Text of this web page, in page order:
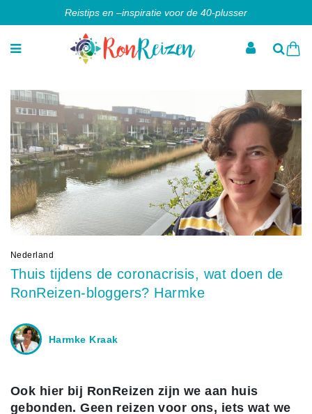
Reistips en –inspiratie voor de 40-plusser
Nederland
Thuis tijdens de coronacrisis, wat doen de
RonReizen-bloggers? Harmke
Harmke Kraak
Ook hier bij RonReizen zijn we aan huis
gebonden. Geen reizen voor ons, iets wat we